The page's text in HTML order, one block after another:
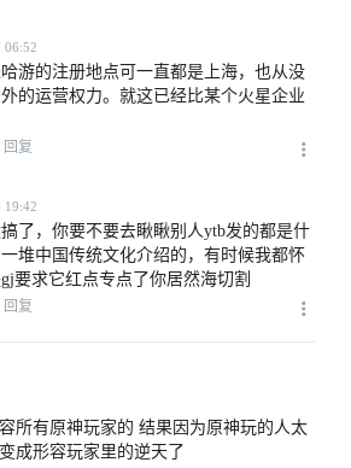
游的注册地点可一直都是上海，也从没
的运营权力。就这已经比某个火星企业
回复
了，你要不要去瞅瞅别人ytb发的都是什
堆中国传统文化介绍的，有时候我都怀
要求它红点专点了你居然海切割
回复
所有原神玩家的 结果因为原神玩的人太
成形容玩家里的逆天了